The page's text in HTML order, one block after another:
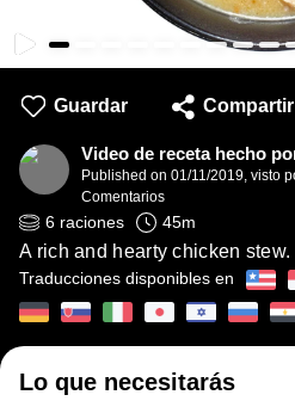
Guardar Compartir
Video de receta hecho
Published on 01/11/2019, visto
Comentarios
6 raciones 45m
A rich and hearty chicken
Traducciones disponibles en
Lo que necesitarás